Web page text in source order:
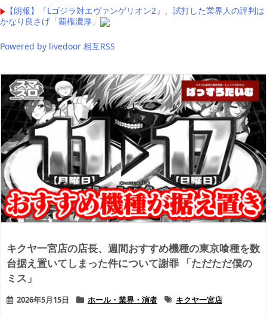
【朗報】『Lゴジラ対エヴァンゲリオン2』、試打した業界人の評判は
かなり良さげ「覇権濃厚」
Powered by livedoor 相互RSS
キクヤ一宮店の店長、週間おすすめ機種の東京喰種を数
台据え置いてしまった件について謝罪 「ただただ僕の
ミス」
2026年5月15日 ホール・業界・演者 キクヤ一宮店